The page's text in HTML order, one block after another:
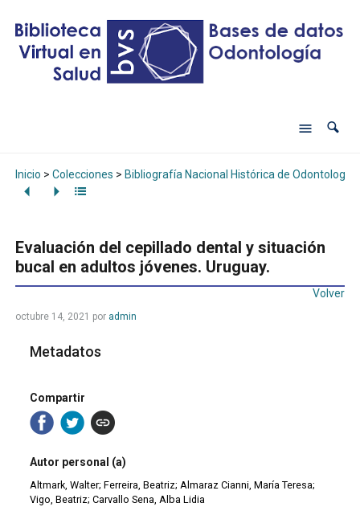
Inicio > Colecciones > Bibliografía Nacional Histórica de Odontología
Evaluación del cepillado dental y situación
bucal en adultos jóvenes. Uruguay.
Volver
octubre 14, 2021 por admin
Metadatos
Compartir
Autor personal (a)
Altmark, Walter; Ferreira, Beatriz; Almaraz Cianni, María Teresa;
Vigo, Beatriz; Carvallo Sena, Alba Lidia